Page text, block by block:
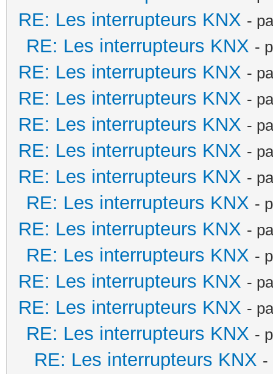
RE: Les interrupteurs KNX -
RE: Les interrupteurs KNX -
RE: Les interrupteurs KNX -
RE: Les interrupteurs KNX -
RE: Les interrupteurs KNX -
RE: Les interrupteurs KNX -
RE: Les interrupteurs KNX -
RE: Les interrupteurs KNX -
RE: Les interrupteurs KNX -
RE: Les interrupteurs KNX -
RE: Les interrupteurs KNX -
RE: Les interrupteurs KNX -
RE: Les interrupteurs KNX -
RE: Les interrupteurs KNX -